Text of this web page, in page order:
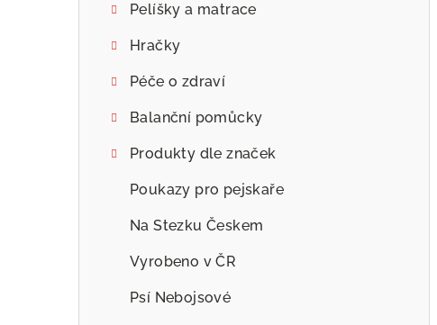
Pelíšky a matrace
Hračky
Péče o zdraví
Balanční pomůcky
Produkty dle značek
Poukazy pro pejskaře
Na Stezku Českem
Vyrobeno v ČR
Psí Nebojsové